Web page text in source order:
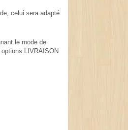
celui sera adapté
le mode de
LIVRAISON